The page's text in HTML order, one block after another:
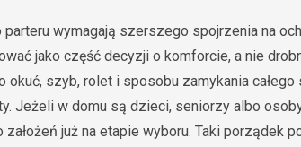
wymagają szerszego spojrzenia na
jako część decyzji o komforcie, a nie
szyb, rolet i sposobu zamykania całego
Jeżeli w domu są dzieci, seniorzy albo
już na etapie wyboru. Taki porządek